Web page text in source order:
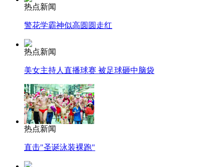
纽约上演“枕头大战”
司机酒驾遇交警 急速倒车逃窜
热点新闻
警花学霸神似高圆圆走红
热点新闻
美女主持人直播球赛 被足球砸中脑袋
热点新闻
直击"圣诞泳装裸跑"